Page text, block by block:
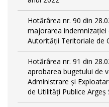
Hotărârea nr. 90 din
majorarea
Autorității Teritoriale de
Hotărârea nr. 91 din
aprobarea bugetului de
Administrare și
de Utilități Publice Argeș